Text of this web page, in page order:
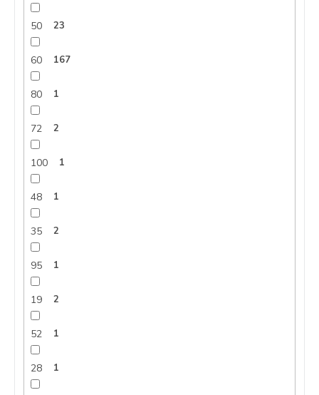
50 23
60 167
80 1
72 2
100 1
48 1
35 2
95 1
19 2
52 1
28 1